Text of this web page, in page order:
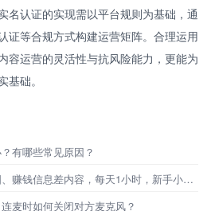
名认证的实现需以平台规则为基础，通
证等合规方式构建运营矩阵。合理运用
容运营的灵活性与抗风险能力，更能为
础。
有哪些常见原因？
今日头条更新原创搞笑动态图、赚钱信息差内容，每天1小时，新手小白也能做！
麦时如何关闭对方麦克风？